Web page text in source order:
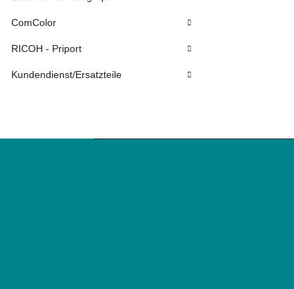
ComColor
RICOH - Priport
Kundendienst/Ersatzteile